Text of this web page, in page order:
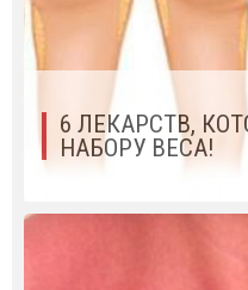
6 ЛЕКАРСТВ,
НАБОРУ ВЕСА!